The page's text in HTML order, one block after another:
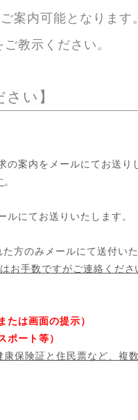
案内可能となります。
教示ください。
い】
の案内をメールにてお送り
。
ルにてお送りいたします。
方のみメールにて送付いた
お手数ですがご連絡くださ
たは画面の提示）
ポート等）
保険証と住民票など、複